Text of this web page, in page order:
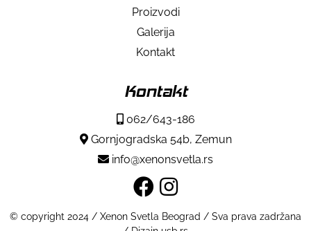
Proizvodi
Galerija
Kontakt
Kontakt
062/643-186
Gornjogradska 54b, Zemun
info@xenonsvetla.rs
© copyright 2024 / Xenon Svetla Beograd / Sva prava zadržana